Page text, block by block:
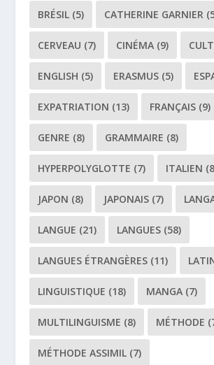
BRÉSIL (5) CATHERINE GARNIER
CERVEAU (7) CINÉMA (9)
ENGLISH (5) ERASMUS (5)
EXPATRIATION (13) FRANÇAIS (9)
GENRE (8) GRAMMAIRE (8)
HYPERPOLYGLOTTE (7) ITALIEN
JAPON (8) JAPONAIS (7)
LANGUE (21) LANGUES (58)
LANGUES ÉTRANGÈRES (11)
LINGUISTIQUE (18) MANGA (7)
MULTILINGUISME (8) MÉTHODE
MÉTHODE ASSIMIL (7)